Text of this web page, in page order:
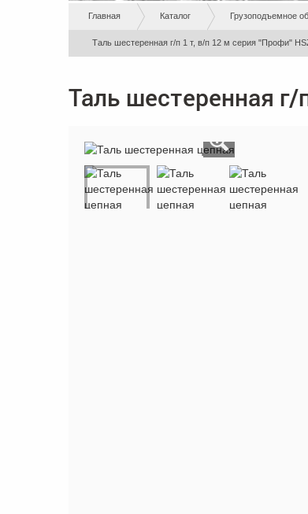
Вы
здесь
Главная Каталог Грузоподъемное
Таль шестеренная г/п 1 т, в/п 12 м серия "Профи"
Таль шестеренная